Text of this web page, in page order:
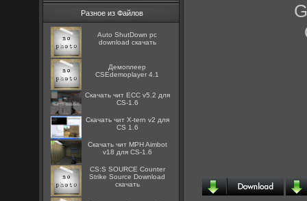
Разное из Файлов
Auto ShutDown pc
download скачать
Демоплеер
CSEdemoplayer 4.1
Скачать чит ECC v5.2 для
CS-1.6
Скачать чит X-tern v2 для
CS 1.6
Скачать чит MPH Aimbot
v18 для CS-1.6
CS:S SOURCE Counter
Strike Source Download
скачать